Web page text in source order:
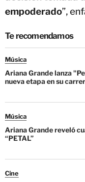
empoderado”,
Te recomendamos
Música
Ariana Grande lanza
nueva etapa en su
Música
Ariana Grande reveló
“PETAL”
Cine